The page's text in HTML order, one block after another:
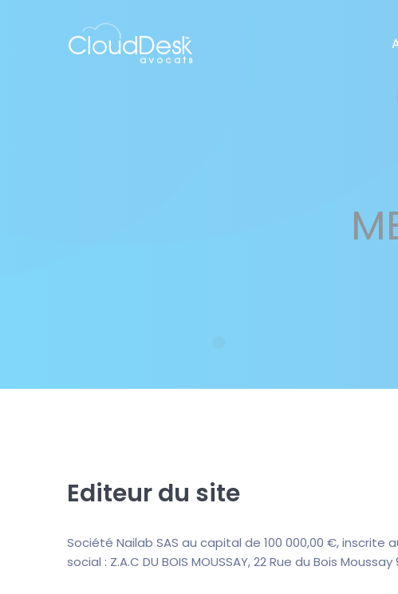
Editeur du site
Société Nailab SAS au capital de 100 000,00 €, inscrite
social : Z.A.C DU BOIS MOUSSAY, 22 Rue du Bois